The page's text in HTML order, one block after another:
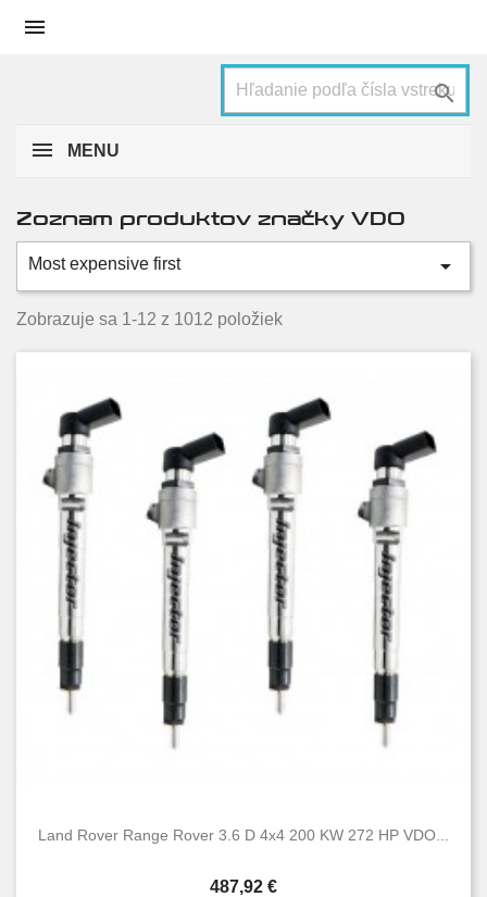


MENU
Automotive 610
Zoznam produktov značky VDO
Most expensive first 
Zobrazuje sa 1-12 z 1012 položiek
Land Rover Range Rover 3.6 D 4x4 200 KW 272 HP VDO...
Cena
487,92 €